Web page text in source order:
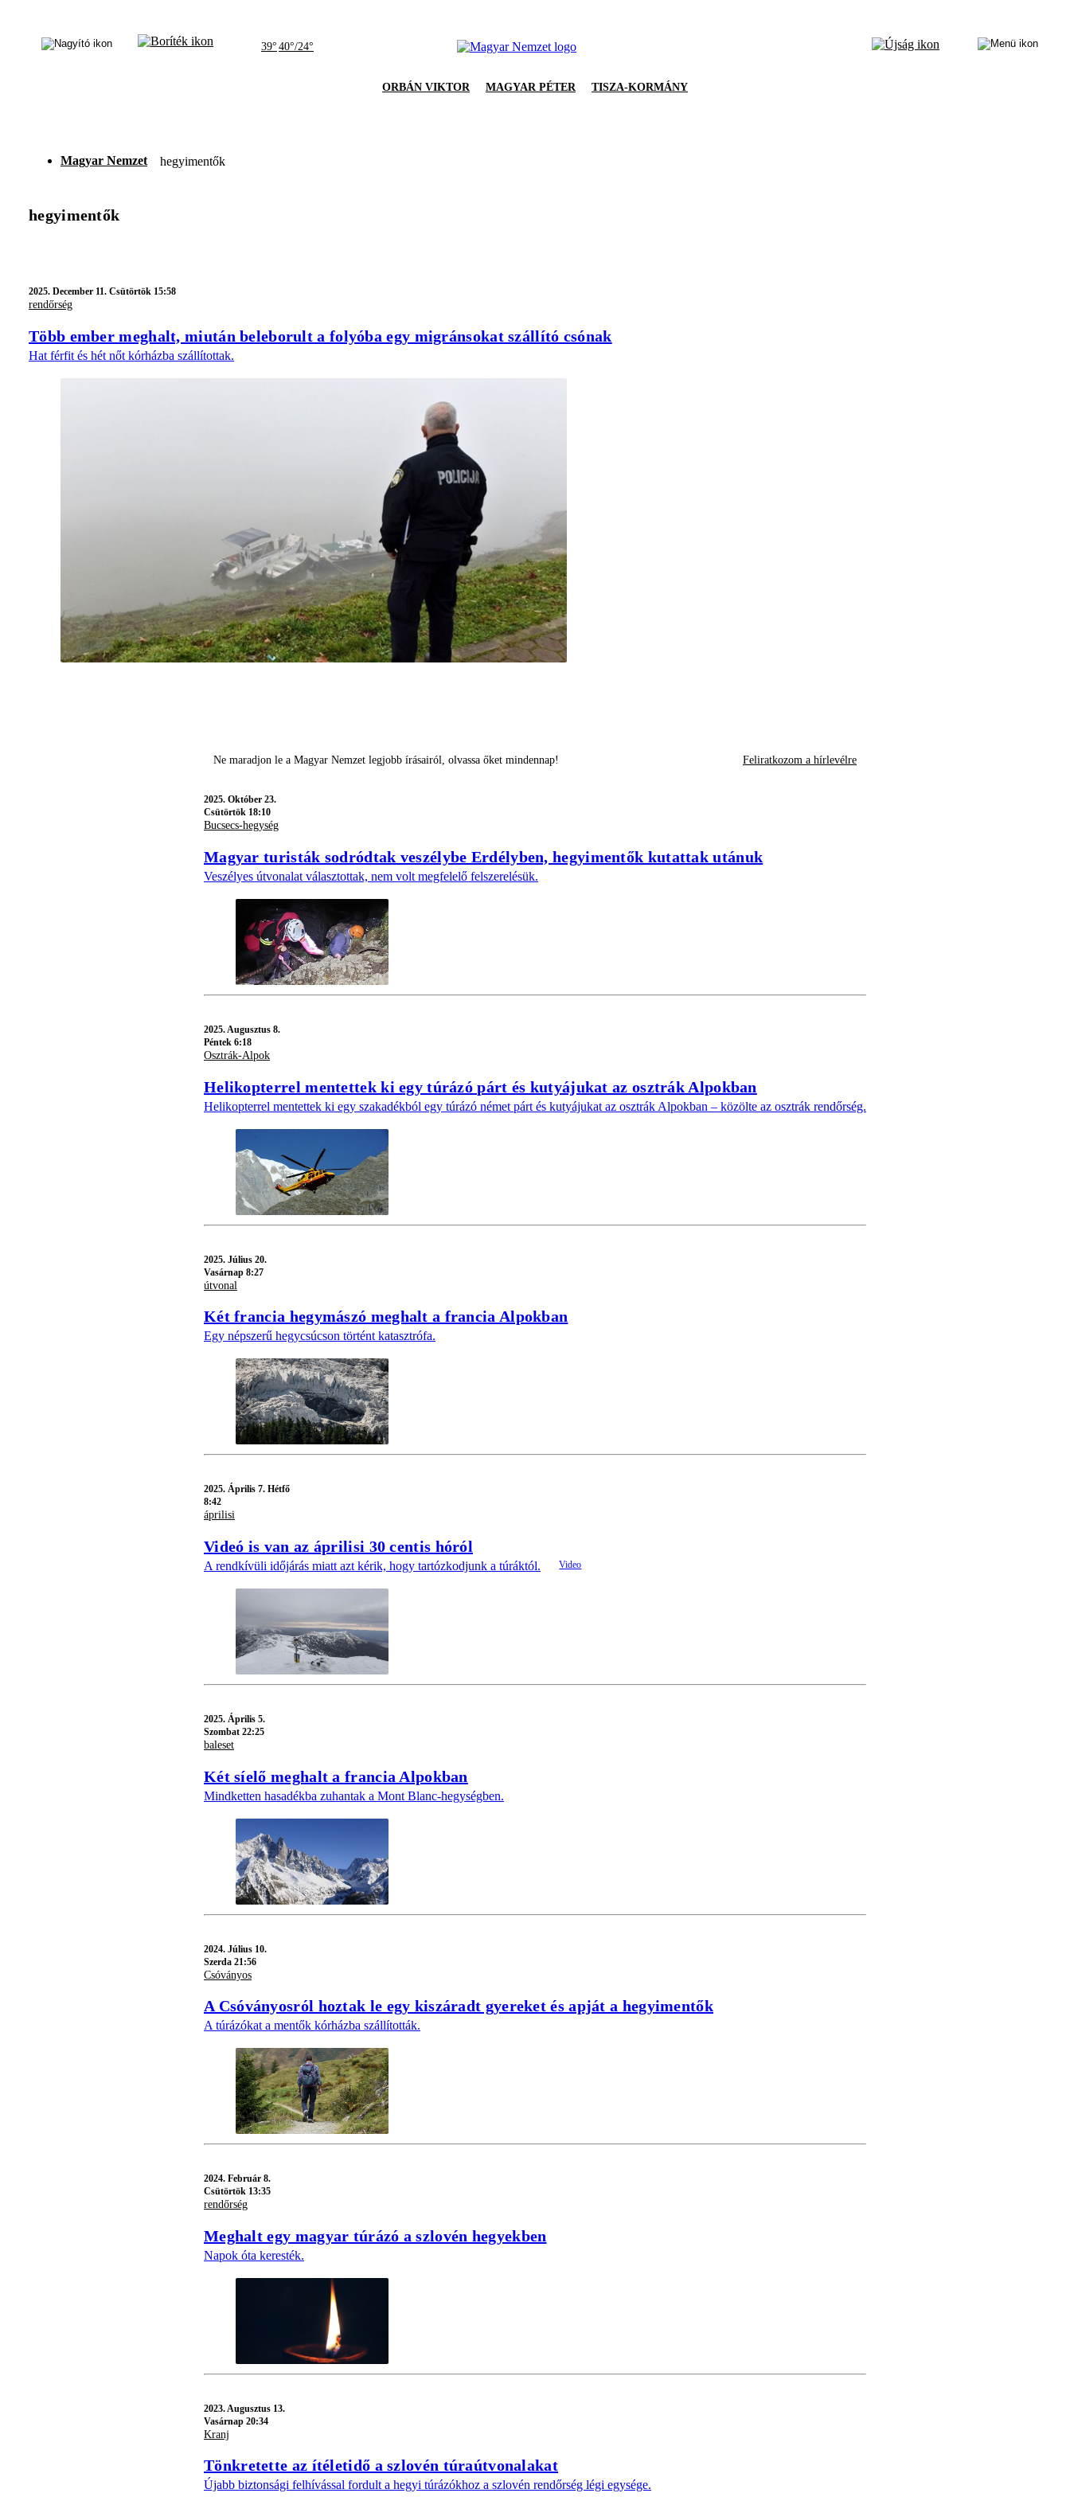
39° 40°/24°
ORBÁN VIKTOR MAGYAR PÉTER TISZA-KORMÁNY
Magyar Nemzet hegyimentők
hegyimentők
2025. December 11. Csütörtök 15:58
rendőrség
Több ember meghalt, miután beleborult a folyóba egy migránsokat szállító csónak
Hat férfit és hét nőt kórházba szállítottak.
Ne maradjon le a Magyar Nemzet legjobb írásairól, olvassa őket mindennap! Feliratkozom a hírlevélre
2025. Október 23.
Csütörtök 18:10
Bucsecs-hegység
Magyar turisták sodródtak veszélybe Erdélyben, hegyimentők kutattak utánuk
Veszélyes útvonalat választottak, nem volt megfelelő felszerelésük.
2025.Augusztus 8.
Péntek 6:18
Osztrák-Alpok
Helikopterrel mentettek ki egy túrázó párt és kutyájukat az osztrák Alpokban
Helikopterrel mentettek ki egy szakadékból egy túrázó német párt és kutyájukat az osztrák Alpokban – közölte az osztrák rendőrség.
2025. Július 20.
Vasárnap 8:27
útvonal
Két francia hegymászó meghalt a francia Alpokban
Egy népszerű hegycsúcson történt katasztrófa.
2025. Április 7. Hétfő
8:42
áprilisi
Videó is van az áprilisi 30 centis hóról
A rendkívüli időjárás miatt azt kérik, hogy tartózkodjunk a túráktól.
2025. Április 5.
Szombat 22:25
baleset
Két síelő meghalt a francia Alpokban
Mindketten hasadékba zuhantak a Mont Blanc-hegységben.
2024. Július 10.
Szerda 21:56
Csóványos
A Csóványosról hoztak le egy kiszáradt gyereket és apját a hegyimentők
A túrázókat a mentők kórházba szállították.
2024. Február 8.
Csütörtök 13:35
rendőrség
Meghalt egy magyar túrázó a szlovén hegyekben
Napok óta keresték.
2023.Augusztus 13.
Vasárnap 20:34
Kranj
Tönkretette az ítéletidő a szlovén túraútvonalakat
Újabb biztonsági felhívással fordult a hegyi túrázókhoz a szlovén rendőrség légi egysége.